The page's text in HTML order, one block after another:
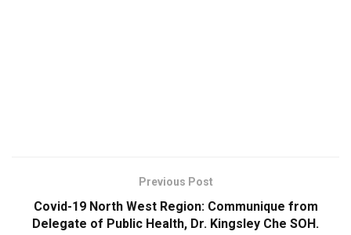
Previous Post
Covid-19 North West Region: Communique from
Delegate of Public Health, Dr. Kingsley Che SOH.